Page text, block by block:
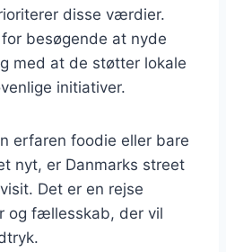
disse værdier.
besøgende at nyde
med at de støtter lokale
initiativer.
erfaren foodie eller bare
nyt, er Danmarks street
Det er en rejse
og fællesskab, der vil